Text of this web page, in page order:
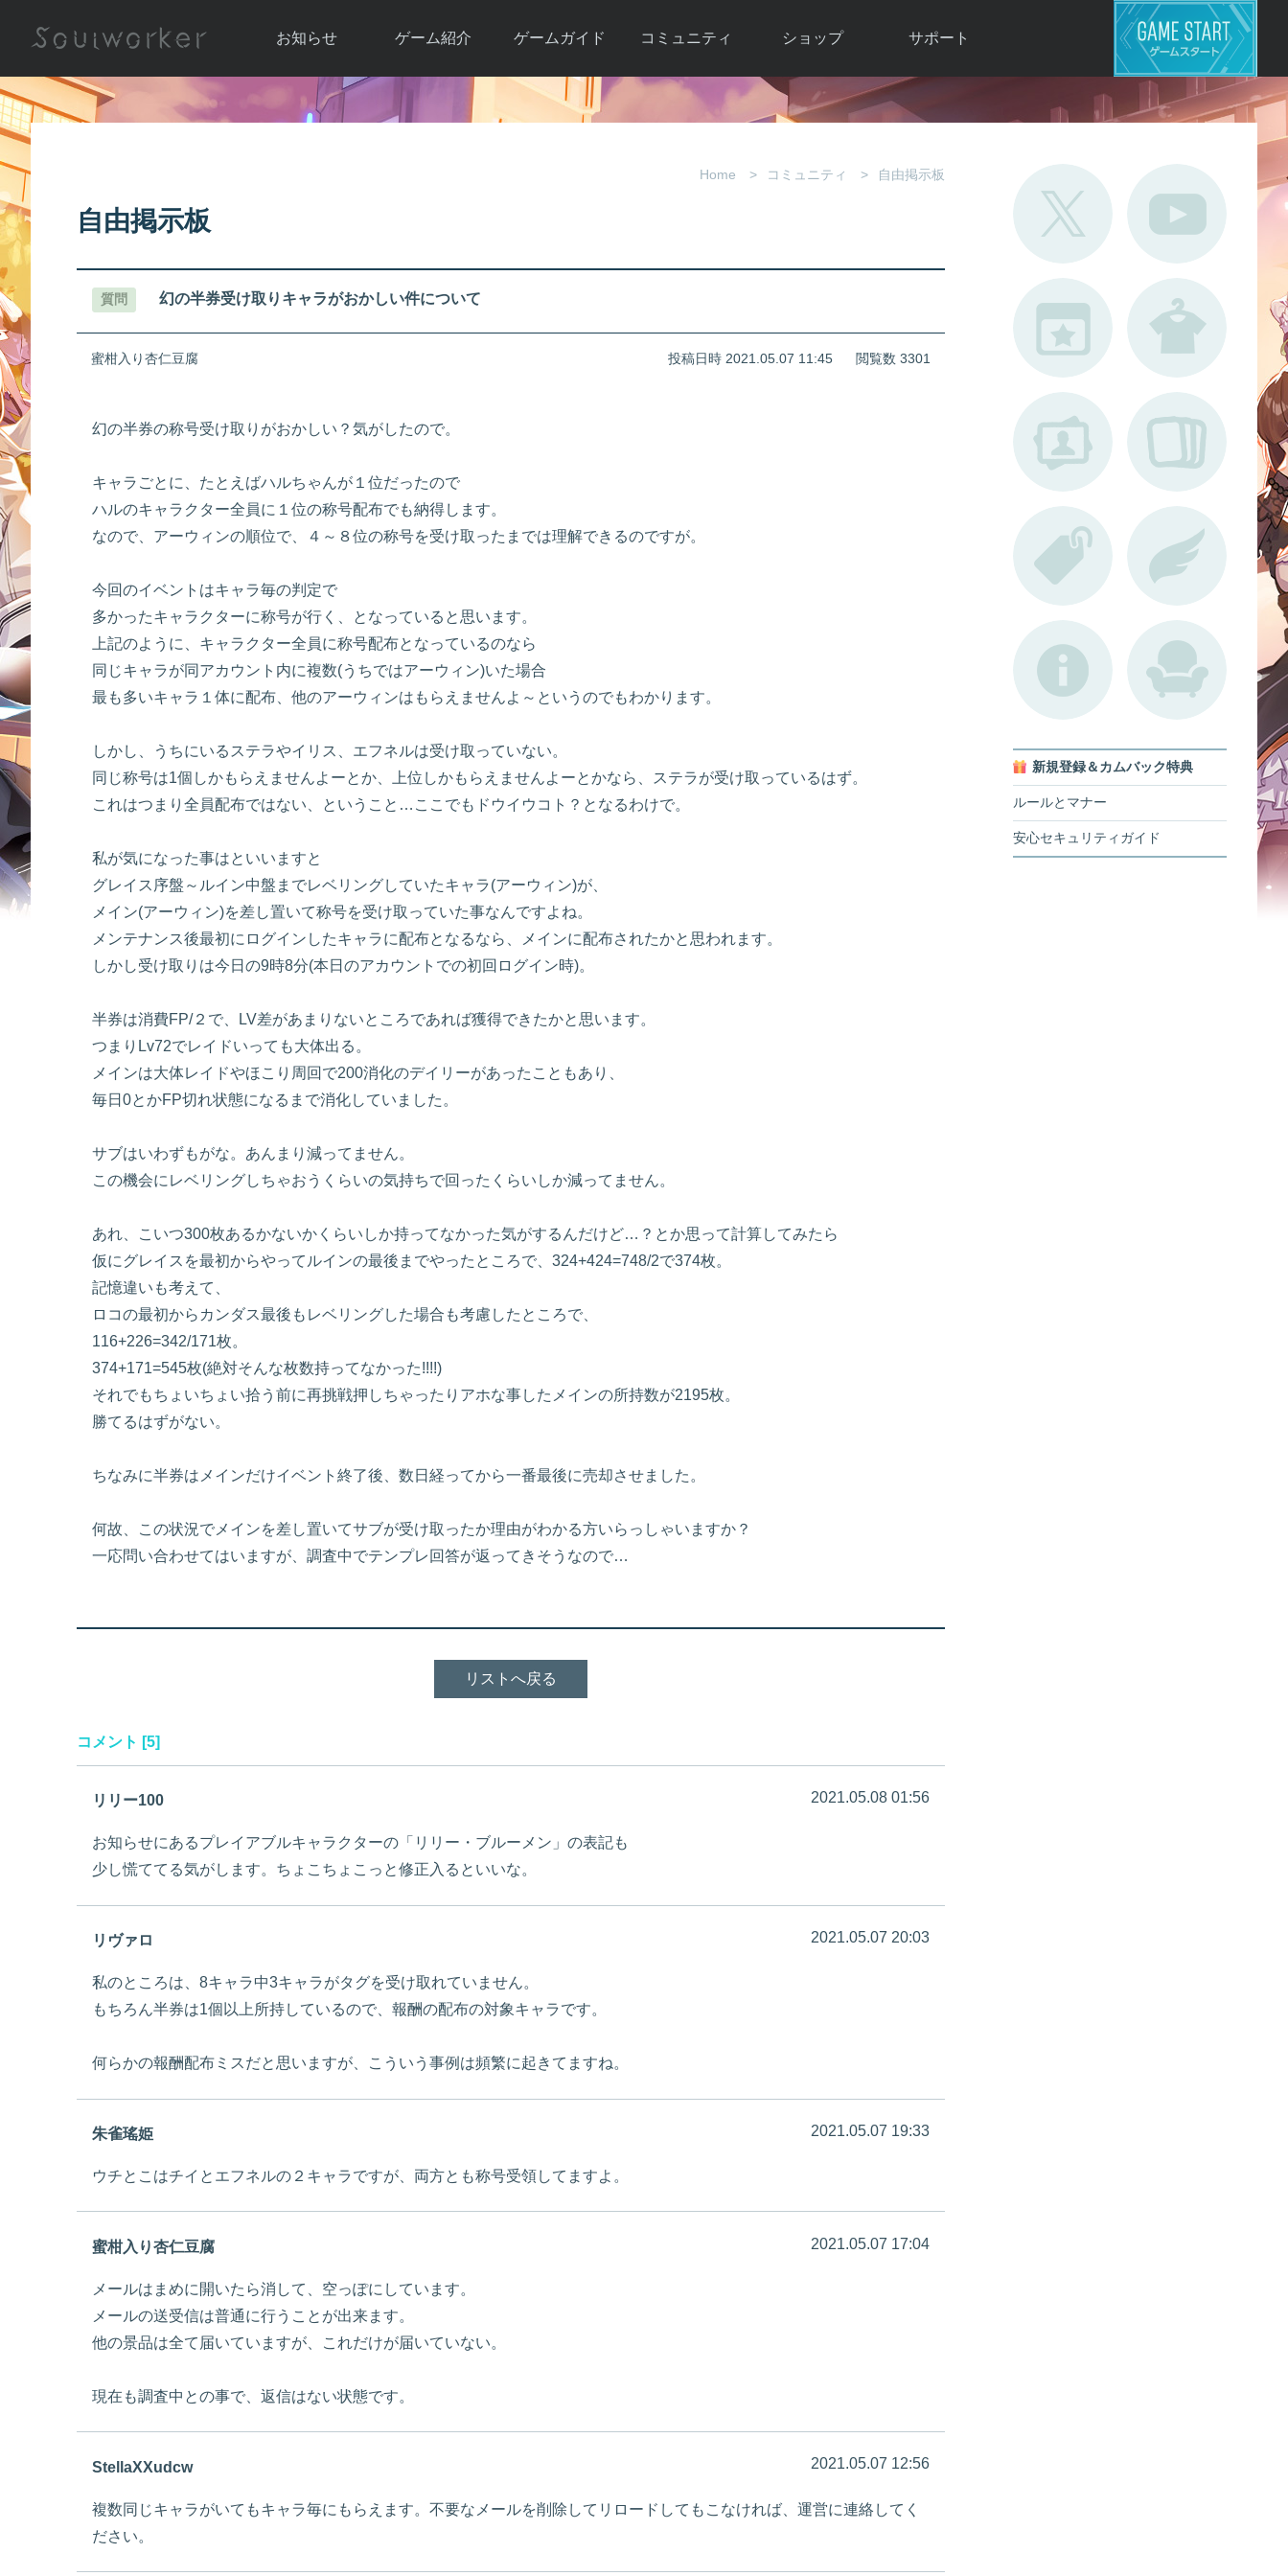
お知らせ
お知らせ一覧
ゲーム紹介
ソウルワーカー
アップデート履
歴
ゲームガイド
ガイド総合もく
コミュニティ
自由掲示板
画像掲示板
ショップ
Y.Pの購入
アイテムカタロ
サポート
よくある質問
不具合対応状況
Home コミュニティ 自由掲示板
自由掲示板
質問 幻の半券受け取りキャラがおかしい件について
蜜柑入り杏仁豆腐 投稿日時 2021.05.07 11:45 閲覧数 3301
幻の半券の称号受け取りがおかしい？気がしたので。
キャラごとに、たとえばハルちゃんが１位だったので
ハルのキャラクター全員に１位の称号配布でも納得します。
なので、アーウィンの順位で、４～８位の称号を受け取ったまでは理解できるのですが。
今回のイベントはキャラ毎の判定で
多かったキャラクターに称号が行く、となっていると思います。
上記のように、キャラクター全員に称号配布となっているのなら
同じキャラが同アカウント内に複数(うちではアーウィン)いた場合
最も多いキャラ１体に配布、他のアーウィンはもらえませんよ～というのでもわかります。
しかし、うちにいるステラやイリス、エフネルは受け取っていない。
同じ称号は1個しかもらえませんよーとか、上位しかもらえませんよーとかなら、ステラが受け取っているはず。
これはつまり全員配布ではない、ということ…ここでもドウイウコト？となるわけで。
私が気になった事はといいますと
グレイス序盤～ルイン中盤までレベリングしていたキャラ(アーウィン)が、
メイン(アーウィン)を差し置いて称号を受け取っていた事なんですよね。
メンテナンス後最初にログインしたキャラに配布となるなら、メインに配布されたかと思われます。
しかし受け取りは今日の9時8分(本日のアカウントでの初回ログイン時)。
半券は消費FP/２で、LV差があまりないところであれば獲得できたかと思います。
つまりLv72でレイドいっても大体出る。
メインは大体レイドやほこり周回で200消化のデイリーがあったこともあり、
毎日0とかFP切れ状態になるまで消化していました。
サブはいわずもがな。あんまり減ってません。
この機会にレベリングしちゃおうくらいの気持ちで回ったくらいしか減ってません。
あれ、こいつ300枚あるかないかくらいしか持ってなかった気がするんだけど…？とか思って計算してみたら
仮にグレイスを最初からやってルインの最後までやったところで、324+424=748/2で374枚。
記憶違いも考えて、
ロコの最初からカンダス最後もレベリングした場合も考慮したところで、
116+226=342/171枚。
374+171=545枚(絶対そんな枚数持ってなかった!!!!)
それでもちょいちょい拾う前に再挑戦押しちゃったりアホな事したメインの所持数が2195枚。
勝てるはずがない。
ちなみに半券はメインだけイベント終了後、数日経ってから一番最後に売却させました。
何故、この状況でメインを差し置いてサブが受け取ったか理由がわかる方いらっしゃいますか？
一応問い合わせてはいますが、調査中でテンプレ回答が返ってきそうなので…
リストへ戻る
コメント [5]
リリー100 2021.05.08 01:56
お知らせにあるプレイアブルキャラクターの「リリー・ブルーメン」の表記も
少し慌ててる気がします。ちょこちょこっと修正入るといいな。
リヴァロ 2021.05.07 20:03
私のところは、8キャラ中3キャラがタグを受け取れていません。
もちろん半券は1個以上所持しているので、報酬の配布の対象キャラです。
何らかの報酬配布ミスだと思いますが、こういう事例は頻繁に起きてますね。
朱雀瑤姫 2021.05.07 19:33
ウチとこはチイとエフネルの２キャラですが、両方とも称号受領してますよ。
蜜柑入り杏仁豆腐 2021.05.07 17:04
メールはまめに開いたら消して、空っぽにしています。
メールの送受信は普通に行うことが出来ます。
他の景品は全て届いていますが、これだけが届いていない。
現在も調査中との事で、返信はない状態です。
StellaXXudcw 2021.05.07 12:56
複数同じキャラがいてもキャラ毎にもらえます。不要なメールを削除してリロードしてもこなければ、運営に連絡してく
ださい。
新規登録＆カムバック特典
ルールとマナー
安心セキュリティガイド